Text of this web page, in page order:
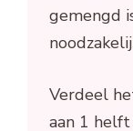
gemengd
Verdeel
aan 1